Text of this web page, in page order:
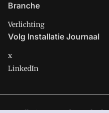
Branche
Verlichting
Volg Installatie Journaal
x
LinkedIn